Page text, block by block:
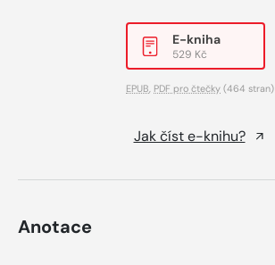
E-kniha
529 Kč
EPUB, PDF pro čtečky (464 stran)
Jak číst e-knihu?
Anotace